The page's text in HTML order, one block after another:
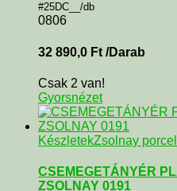
#25DC__/db
0806
32 890,0 Ft /Darab
Csak 2 van!
Gyorsnézet
KészletekZsolnay
CSEMEGETÁNYÉR
ZSOLNAY 0191